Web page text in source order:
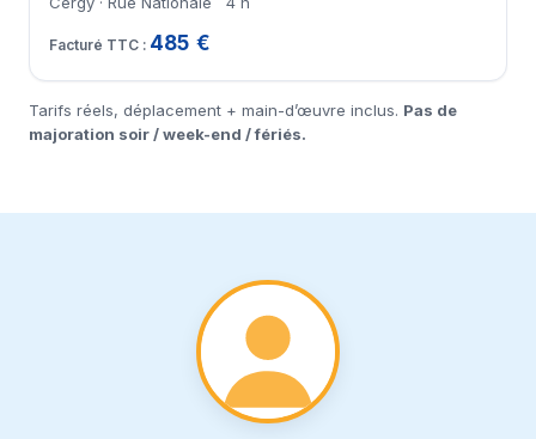
485 €
Tarifs réels, déplacement + main-d’œuvre inclus. Pas de
majoration soir / week-end / fériés.